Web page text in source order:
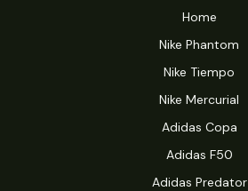
Home
Nike Phantom
Nike Tiempo
Nike Mercurial
Adidas Copa
Adidas F50
Adidas Predator